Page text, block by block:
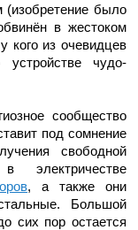
(изобретение было
в жестоком
кого из очевидцев
чудо-
сообщество
под сомнение
свободной
, а также они
Большой
сих пор остается